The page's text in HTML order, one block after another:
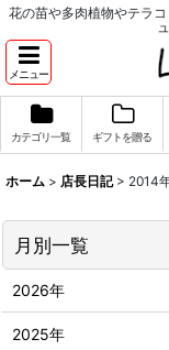
花の苗や多肉植物やテラ
メニュー
カテゴリ一覧 ギフトを贈る
ホーム > 店長日記 > 2014
月別一覧
2026年
2025年